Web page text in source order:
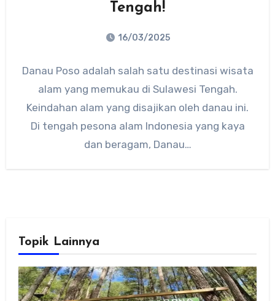
Tengah!
16/03/2025
Comments
Danau Poso adalah salah satu destinasi wisata
alam yang memukau di Sulawesi Tengah.
Keindahan alam yang disajikan oleh danau ini.
Di tengah pesona alam Indonesia yang kaya
dan beragam, Danau…
Topik Lainnya